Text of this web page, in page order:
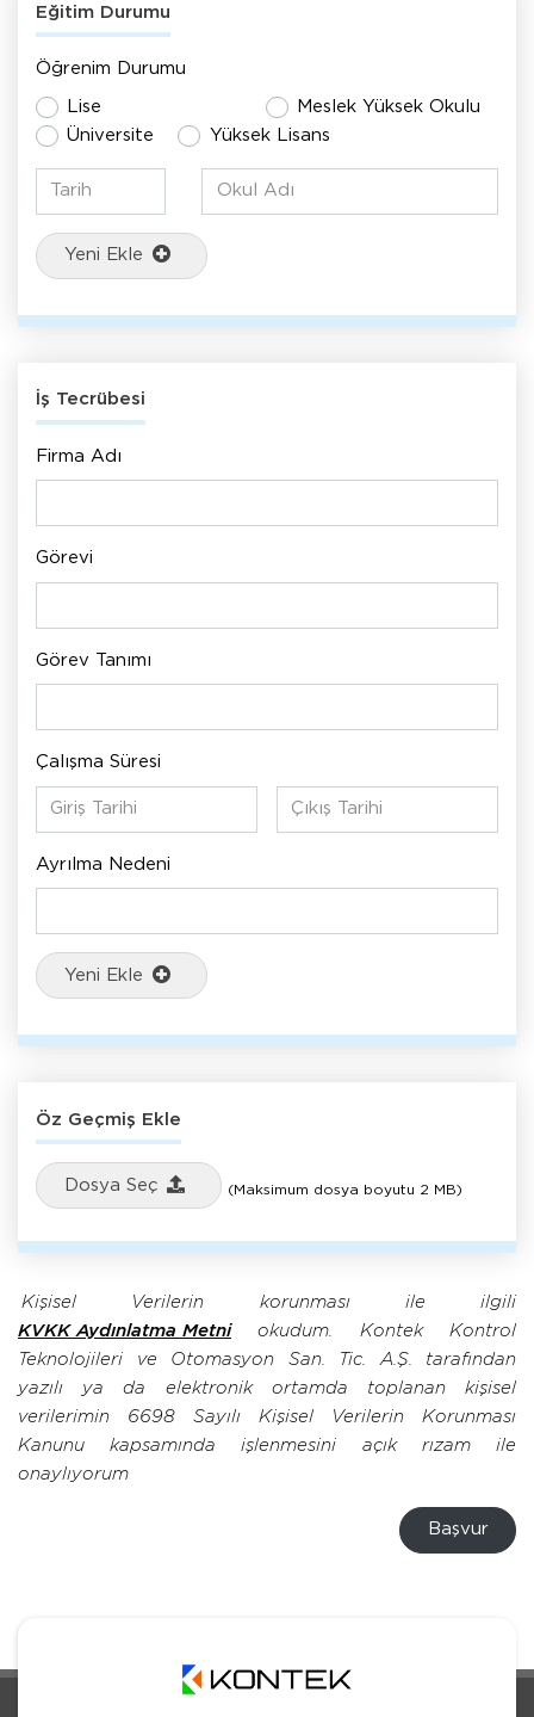
Eğitim Durumu
Öğrenim Durumu
Lise
Meslek Yüksek Okulu
Üniversite
Yüksek Lisans
Yeni Ekle
İş Tecrübesi
Firma Adı
Görevi
Görev Tanımı
Çalışma Süresi
Ayrılma Nedeni
Yeni Ekle
Öz Geçmiş Ekle
Dosya Seç (Maksimum dosya boyutu 2 MB)
Kişisel Verilerin korunması ile ilgili
KVKK Aydınlatma Metniokudum. Kontek Kontrol
Teknolojileri ve Otomasyon San. Tic. A.Ş. tarafından
yazılı ya da elektronik ortamda toplanan kişisel
verilerimin 6698 Sayılı Kişisel Verilerin Korunması
Kanunu kapsamında işlenmesini açık rızam ile
onaylıyorum
Başvur